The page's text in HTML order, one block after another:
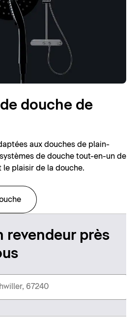
douche de
aux douches de plain-
de douche tout-en-un de
le plaisir de la douche.
revendeur près